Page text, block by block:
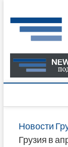
to
content
Новости
Грузия в